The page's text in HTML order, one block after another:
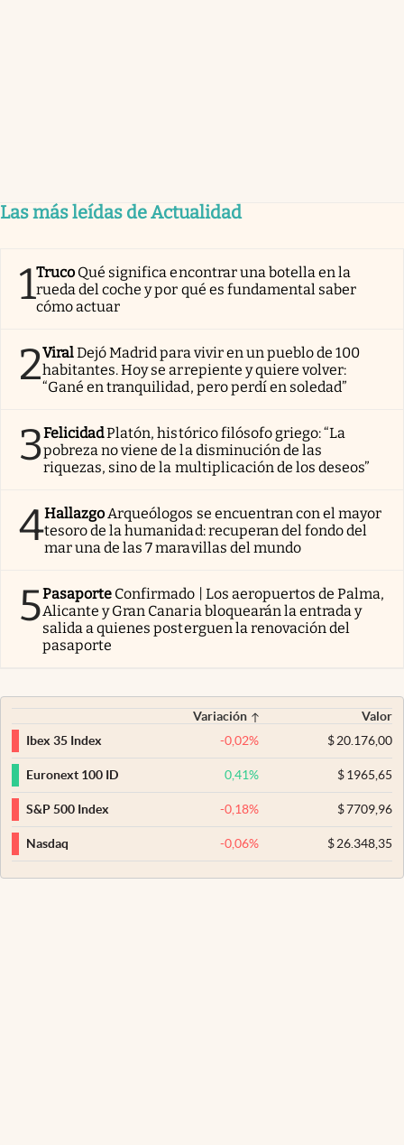
Las más leídas de Actualidad
1Truco Qué significa encontrar una botella en la
rueda del coche y por qué es fundamental saber
cómo actuar
2ViralDejó Madrid para vivir en un pueblo de 100
habitantes. Hoy se arrepiente y quiere volver:
“Gané en tranquilidad, pero perdí en soledad”
3FelicidadPlatón, histórico filósofo griego: “La
pobreza no viene de la disminución de las
riquezas, sino de la multiplicación de los deseos”
4Hallazgo Arqueólogos se encuentran con el mayor
tesoro de la humanidad: recuperan del fondo del
mar una de las 7 maravillas del mundo
5Pasaporte Confirmado | Los aeropuertos de Palma,
Alicante y Gran Canaria bloquearán la entrada y
salida a quienes posterguen la renovación del
pasaporte
Variación
Valor
Ibex 35 Index
-0,02% $20.176,00
Euronext 100 ID 0,41% $1965,65
S&P 500 Index -0,18% $7709,96
Nasdaq -0,06% $26.348,35